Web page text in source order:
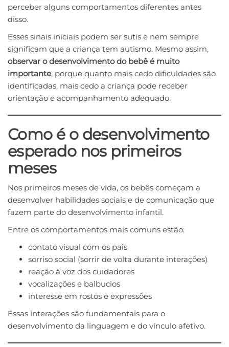
perceber alguns comportamentos diferentes antes
disso.
Esses sinais iniciais podem ser sutis e nem sempre
significam que a criança tem autismo. Mesmo assim,
observar o desenvolvimento do bebê é muito
importante, porque quanto mais cedo dificuldades são
identificadas, mais cedo a criança pode receber
orientação e acompanhamento adequado.
Como é o desenvolvimento
esperado nos primeiros
meses
Nos primeiros meses de vida, os bebês começam a
desenvolver habilidades sociais e de comunicação que
fazem parte do desenvolvimento infantil.
Entre os comportamentos mais comuns estão:
contato visual com os pais
sorriso social (sorrir de volta durante interações)
reação à voz dos cuidadores
vocalizações e balbucios
interesse em rostos e expressões
Essas interações são fundamentais para o
desenvolvimento da linguagem e do vínculo afetivo.